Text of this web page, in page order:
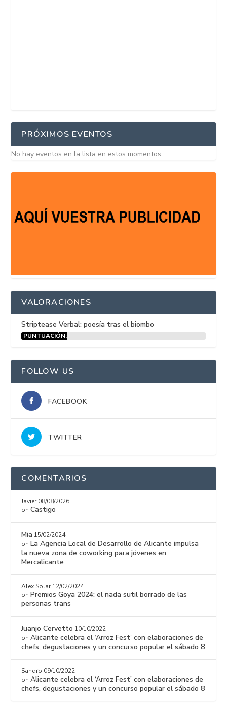
PRÓXIMOS EVENTOS
No hay eventos en la lista en estos momentos
VALORACIONES
Striptease Verbal: poesía tras el biombo
PUNTUACIÓN:
FOLLOW US
FACEBOOK
TWITTER
COMENTARIOS
Javier 08/08/2026
onCastigo
Mia 15/02/2024
on La Agencia Local de Desarrollo de Alicante impulsa
la nueva zona de coworking para jóvenes en
Mercalicante
Alex Solar 12/02/2024
on Premios Goya 2024: el nada sutil borrado de las
personas trans
Juanjo Cervetto 10/10/2022
onAlicante celebra el ‘Arroz Fest’ con elaboraciones de
chefs, degustaciones y un concurso popular el sábado 8
Sandro 09/10/2022
onAlicante celebra el ‘Arroz Fest’ con elaboraciones de
chefs, degustaciones y un concurso popular el sábado 8